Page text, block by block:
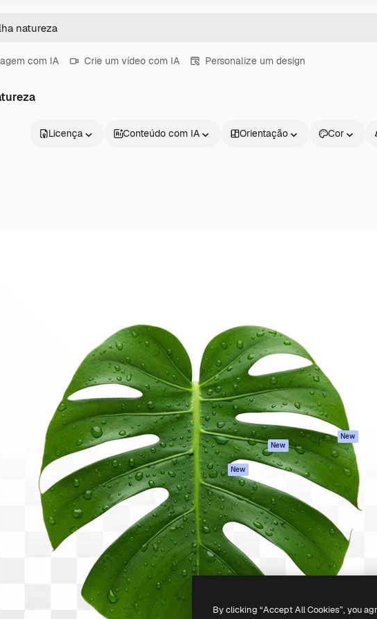
com IA Crie um vídeo com IA Personalize um design
Licença Conteúdo com IA Orientação Cor
seu melhor trabalho. Mais de 1 milhão de
assinantes entre criativos, empresas,
agências e estúdios.
Assistente de IA
Gerador de
imagens
Gerador de vídeos
Texto para voz
Conteúdo de stock
MCP para
Claude/ChatGPT
New
Agentes New
API
App móvel
Todas as
ferramentas
Atendimento
Termos e
condições
Política de
privacidade
Originais New
Política de cookies
Central de
confiabilidade
Afiliados
Empresas
2026 Freepik Company S.L.U.Todos os direitos reservados.
By clicking “Accept All Cookies”, you